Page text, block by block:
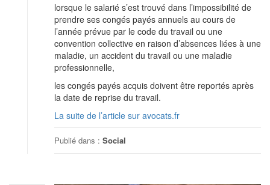
lorsque le salarié s’est trouvé dans l’impossibilité de
prendre ses congés payés annuels au cours de
l’année prévue par le code du travail ou une
convention collective en raison d’absences liées à une
maladie, un accident du travail ou une maladie
professionnelle,
les congés payés acquis doivent être reportés après
la date de reprise du travail.
La suite de l’article sur avocats.fr
Publié dans : Social